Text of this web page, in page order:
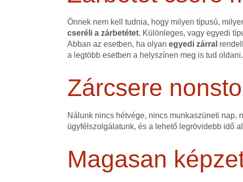
Önnek nem kell tudnia, hogy milyen típusú,
cseréli a zárbetétet. Különleges, vagy egyedi
Abban az esetben, ha olyanegyedi zárral
a legtöbb esetben a helyszínen meg is tud oldani.
Zárcsere
Nálunk nincs hétvége, nincs munkaszüneti
ügyfélszolgálatunk, és a lehető legrövidebb idő
Magasan